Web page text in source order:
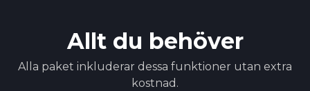
Allt du behöver
Alla paket inkluderar dessa funktioner utan extra
kostnad.